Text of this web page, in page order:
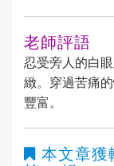
老師評語
忍受旁人的白
緻。穿過苦痛
豐富。
本文章獲